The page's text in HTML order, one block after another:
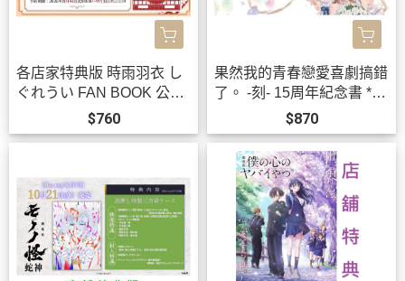
各店家特典版 時雨羽衣 し
ぐれうい FAN BOOK 公式
書 *11/30發售!0901
$760
果然我的青春戀愛喜劇搞錯
了。 -刻- 15周年紀念書 *9/
$870